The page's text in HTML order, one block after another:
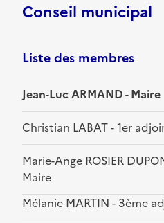
Conseil municipal
Liste des membres
Jean-Luc ARMAND - Maire
Christian LABAT - 1er
Marie-Ange ROSIER
Maire
Mélanie MARTIN - 3ème